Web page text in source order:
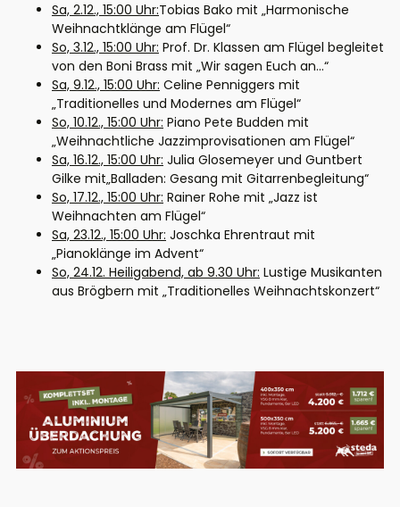
Sa, 2.12., 15:00 Uhr:Tobias Bako mit „Harmonische
Weihnachtklänge am Flügel“
So, 3.12., 15:00 Uhr: Prof. Dr. Klassen am Flügel begleitet
von den Boni Brass mit „Wir sagen Euch an…“
Sa, 9.12., 15:00 Uhr: Celine Penniggers mit
„Traditionelles und Modernes am Flügel“
So, 10.12., 15:00 Uhr: Piano Pete Budden mit
„Weihnachtliche Jazzimprovisationen am Flügel“
Sa, 16.12., 15:00 Uhr: Julia Glosemeyer und Guntbert
Gilke mit„Balladen: Gesang mit Gitarrenbegleitung“
So, 17.12., 15:00 Uhr: Rainer Rohe mit „Jazz ist
Weihnachten am Flügel“
Sa, 23.12., 15:00 Uhr: Joschka Ehrentraut mit
„Pianoklänge im Advent“
So, 24.12. Heiligabend, ab 9.30 Uhr: Lustige Musikanten
aus Brögbern mit „Traditionelles Weihnachtskonzert“